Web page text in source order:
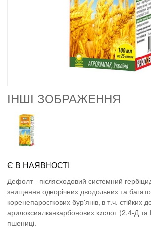
ІНШІ ЗОБРАЖЕННЯ
Є В НАЯВНОСТІ
Дефолт - післясходовий системний гербіцид
знищення однорічних дводольних та
коренепаросткових бур'янів, в т.ч. стійких
арилоксиалканкарбонових кислот (2,4-Д
пшениці.